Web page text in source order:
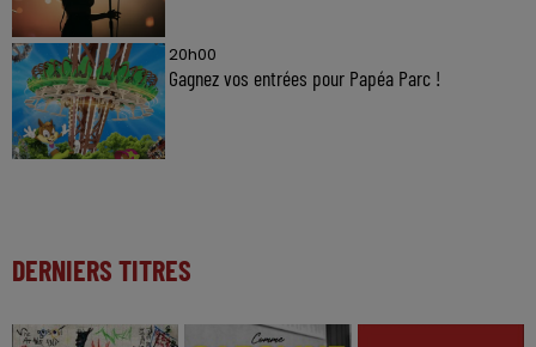
20h00
Gagnez vos entrées pour Papéa Parc !
DERNIERS TITRES